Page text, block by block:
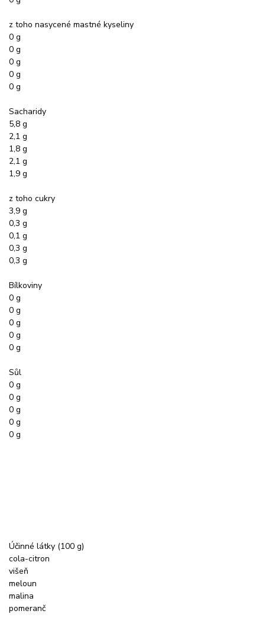
z toho nasycené mastné kyseliny
0 g
0 g
0 g
0 g
0 g
Sacharidy
5,8 g
2,1 g
1,8 g
2,1 g
1,9 g
z toho cukry
3,9 g
0,3 g
0,1 g
0,3 g
0,3 g
Bílkoviny
0 g
0 g
0 g
0 g
0 g
Sůl
0 g
0 g
0 g
0 g
0 g
Účinné látky (100 g)
cola-citron
višeň
meloun
malina
pomeranč